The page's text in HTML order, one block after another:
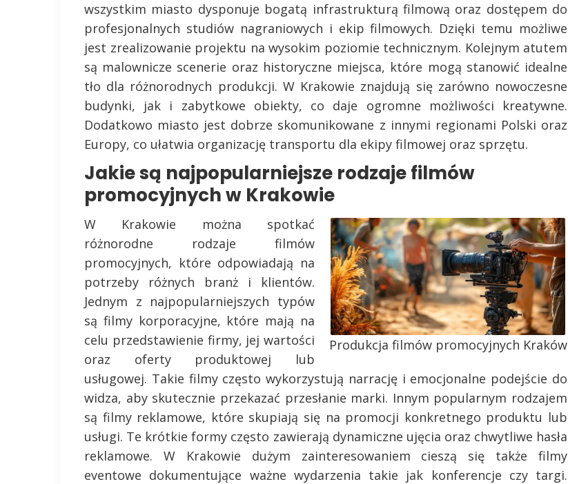
wszystkim miasto dysponuje bogatą infrastrukturą filmową oraz dostępem do
profesjonalnych studiów nagraniowych i ekip filmowych. Dzięki temu możliwe
jest zrealizowanie projektu na wysokim poziomie technicznym. Kolejnym atutem
są malownicze scenerie oraz historyczne miejsca, które mogą stanowić idealne
tło dla różnorodnych produkcji. W Krakowie znajdują się zarówno nowoczesne
budynki, jak i zabytkowe obiekty, co daje ogromne możliwości kreatywne.
Dodatkowo miasto jest dobrze skomunikowane z innymi regionami Polski oraz
Europy, co ułatwia organizację transportu dla ekipy filmowej oraz sprzętu.
Jakie są najpopularniejsze rodzaje filmów
promocyjnych w Krakowie
Produkcja filmów promocyjnych Kraków
W Krakowie można spotkać
różnorodne rodzaje filmów
promocyjnych, które odpowiadają na
potrzeby różnych branż i klientów.
Jednym z najpopularniejszych typów
są filmy korporacyjne, które mają na
celu przedstawienie firmy, jej wartości
oraz oferty produktowej lub
usługowej. Takie filmy często wykorzystują narrację i emocjonalne podejście do
widza, aby skutecznie przekazać przesłanie marki. Innym popularnym rodzajem
są filmy reklamowe, które skupiają się na promocji konkretnego produktu lub
usługi. Te krótkie formy często zawierają dynamiczne ujęcia oraz chwytliwe hasła
reklamowe. W Krakowie dużym zainteresowaniem cieszą się także filmy
eventowe dokumentujące ważne wydarzenia takie jak konferencje czy targi.